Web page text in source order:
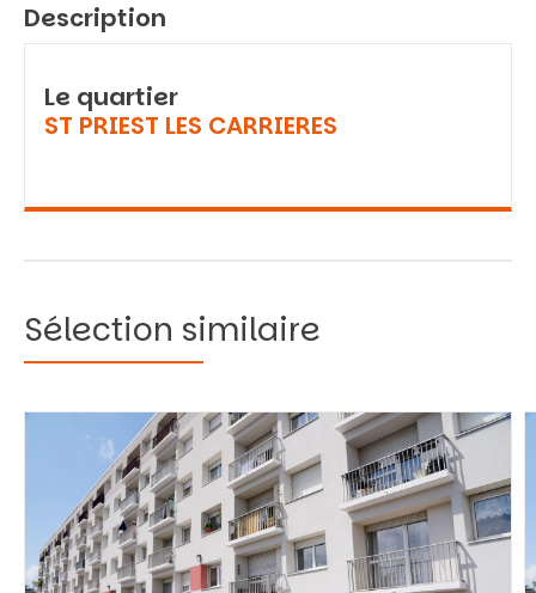
Description
Le quartier
ST PRIEST LES CARRIERES
Sélection similaire